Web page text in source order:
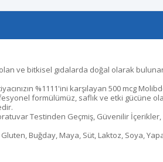
ve bitkisel gıdalarda doğal olarak
%1111'ini karşılayan 500 mcg
formülümüz, saflık ve etki gücüne
Testinden Geçmiş, Güvenilir
Buğday, Maya, Süt, Laktoz, Soya,